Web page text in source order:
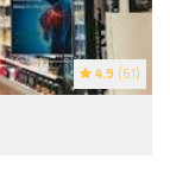
4.9 (61)